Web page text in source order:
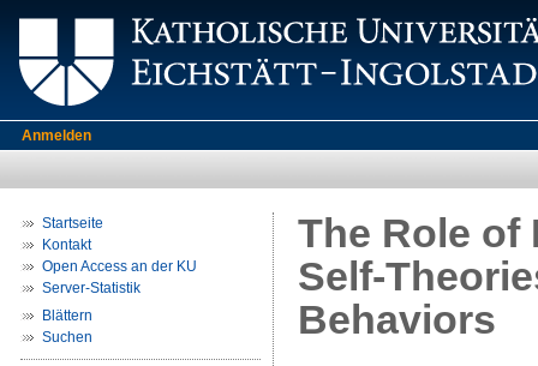
Anmelden
Startseite
Kontakt
Open Access an der KU
Server-Statistik
Blättern
Suchen
The Role of
Self-
Behaviors